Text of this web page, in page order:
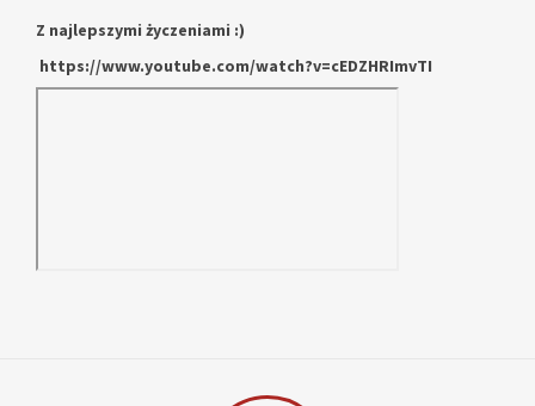
Z najlepszymi życzeniami :)
https://www.youtube.com/watch?v=cEDZHRImvTI